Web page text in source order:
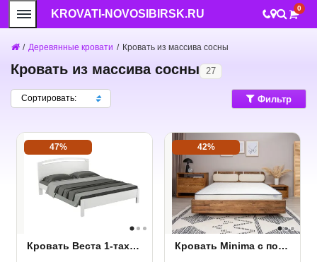
KROVATI-NOVOSIBIRSK.RU 0
/ Деревянные кровати / Кровать из массива сосны
Кровать из массива сосны 27
Сортировать: Фильтр
47%
Кровать Веста 1-тахта-R сосна
42%
Кровать Minima с полкой